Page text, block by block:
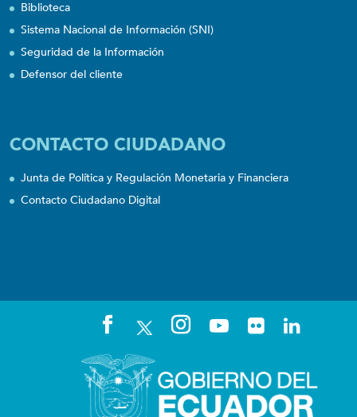
Biblioteca
Sistema Nacional de Información (SNI)
Seguridad de la Información
Defensor del cliente
CONTACTO CIUDADANO
Junta de Política y Regulación Monetaria y Financiera
Contacto Ciudadano Digital